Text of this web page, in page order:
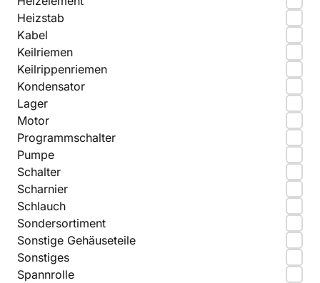
Heizstab
Kabel
Keilriemen
Keilrippenriemen
Kondensator
Lager
Motor
Programmschalter
Pumpe
Schalter
Scharnier
Schlauch
Sondersortiment
Sonstige Gehäuseteile
Sonstiges
Spannrolle